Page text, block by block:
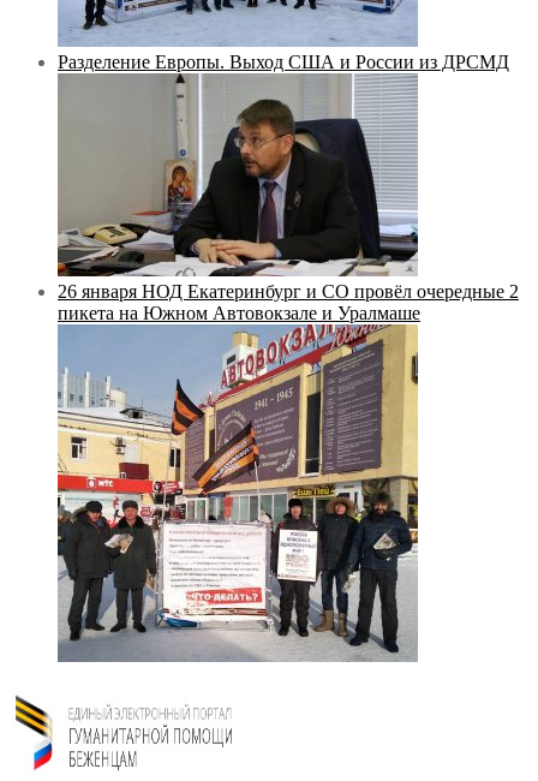
Разделение Европы. Выход США и России из ДРСМД
26 января НОД Екатеринбург и СО провёл очередные 2
пикета на Южном Автовокзале и Уралмаше